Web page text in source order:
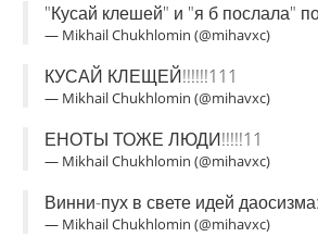
"Кусай клешей" и "я б послала"
— Mikhail Chukhlomin (@mihavxc)
КУСАЙ КЛЕЩЕЙ!!!!!!111
— Mikhail Chukhlomin (@mihavxc)
ЕНОТЫ ТОЖЕ ЛЮДИ!!!!!11
— Mikhail Chukhlomin (@mihavxc)
Винни-пух в свете идей
— Mikhail Chukhlomin (@mihavxc)